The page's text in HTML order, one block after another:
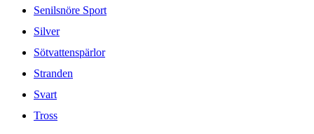
Senilsnöre Sport
Silver
Sötvattenspärlor
Stranden
Svart
Tross